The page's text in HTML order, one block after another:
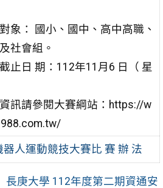
象： 國小、國中、高中高職、
社會組。
止日 期：112年11月6 日（ 星
訊請參閱大賽綱站：https://w
器人運動競技大賽比 賽 辦 法
長庚大學 112年度第二期資通安